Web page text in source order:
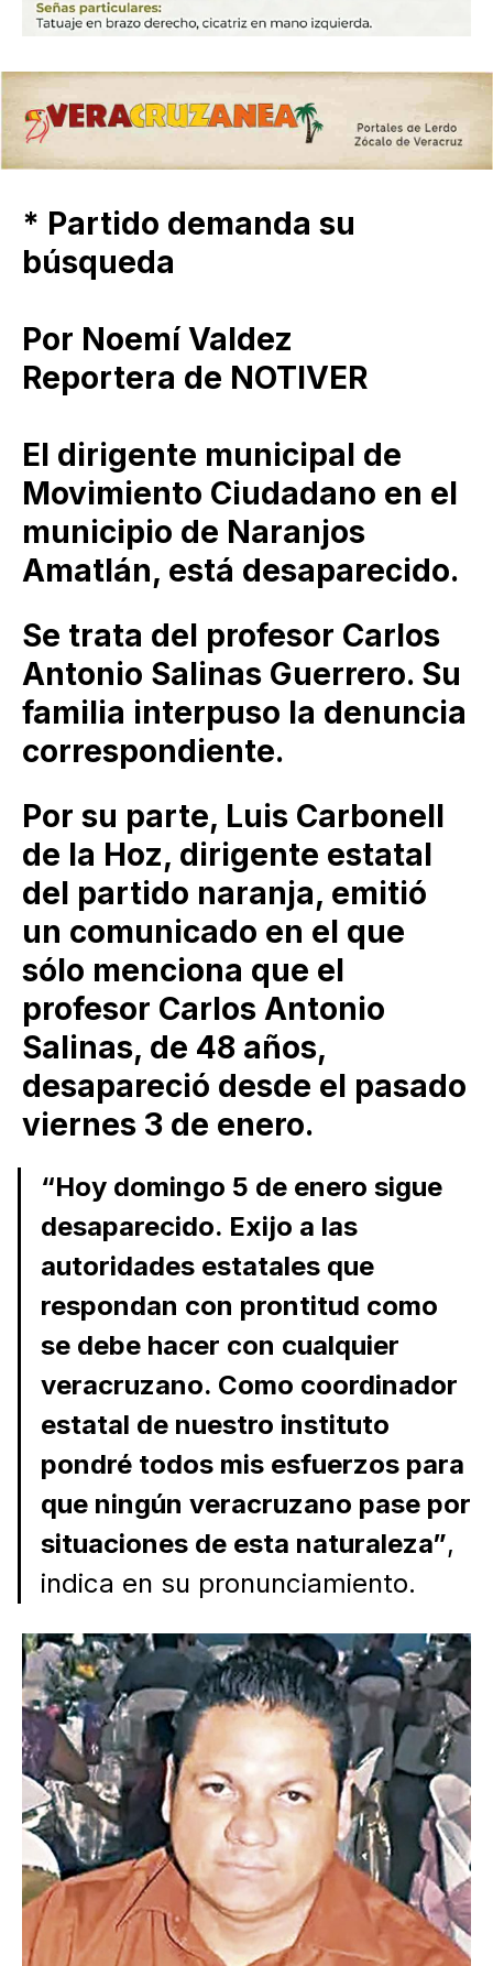
* Partido demanda su
búsqueda
Por Noemí Valdez
Reportera de NOTIVER
El dirigente municipal de
Movimiento Ciudadano en el
municipio de Naranjos
Amatlán, está desaparecido.
Se trata del profesor Carlos
Antonio Salinas Guerrero. Su
familia interpuso la denuncia
correspondiente.
Por su parte, Luis Carbonell
de la Hoz, dirigente estatal
del partido naranja, emitió
un comunicado en el que
sólo menciona que el
profesor Carlos Antonio
Salinas, de 48 años,
desapareció desde el pasado
viernes 3 de enero.
“Hoy domingo 5 de enero sigue
desaparecido. Exijo a las
autoridades estatales que
respondan con prontitud como
se debe hacer con cualquier
veracruzano. Como coordinador
estatal de nuestro instituto
pondré todos mis esfuerzos para
que ningún veracruzano pase por
situaciones de esta naturaleza”,
indica en su pronunciamiento.